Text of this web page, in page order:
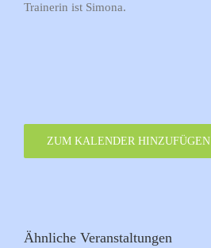
Trainerin ist Simona.
ZUM KALENDER HINZUFÜGEN
Ähnliche Veranstaltungen